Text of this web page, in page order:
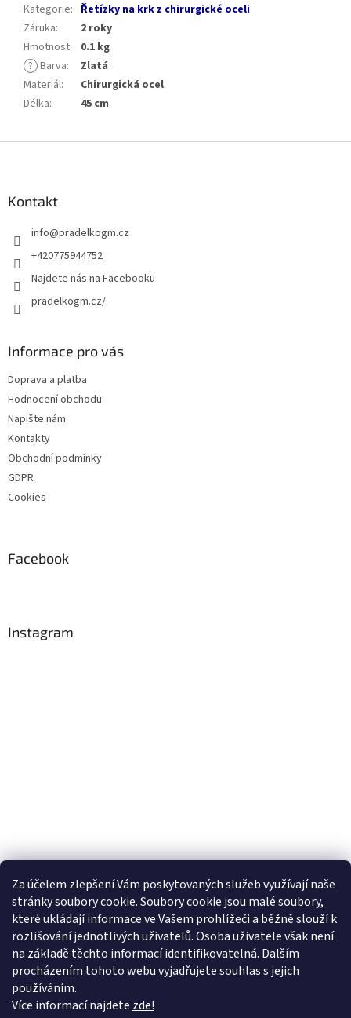
Za účelem zlepšení Vám poskytovaných služeb využívají naše
stránky soubory cookie. Soubory cookie jsou malé soubory,
které ukládají informace ve Vašem prohlížeči a běžně slouží k
rozlišování jednotlivých uživatelů. Osoba uživatele však není
na základě těchto informací identifikovatelná. Dalším
procházením tohoto webu vyjadřujete souhlas s jejich
používáním.
Více informací najdete zde!
Kategorie: Řetízky na krk z chirurgické oceli
Záruka:
2 roky
Hmotnost:
0.1 kg
? Barva:
Zlatá
Materiál:
Chirurgická ocel
Délka: 45 cm
Kontakt
info@pradelkogm.cz
+420775944752
Najdete nás na Facebooku
pradelkogm.cz/
Informace pro vás
Doprava a platba
Hodnocení obchodu
Napište nám
Kontakty
Obchodní podmínky
GDPR
Cookies
Facebook
Instagram
Sledovat na Instagramu
Farmářský koutek Heuréka.cz Zboží.cz Google nákupy